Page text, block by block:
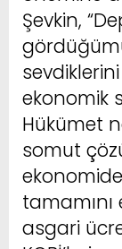
Şevkin,
ekonomik
Hükümet
somut
asgari